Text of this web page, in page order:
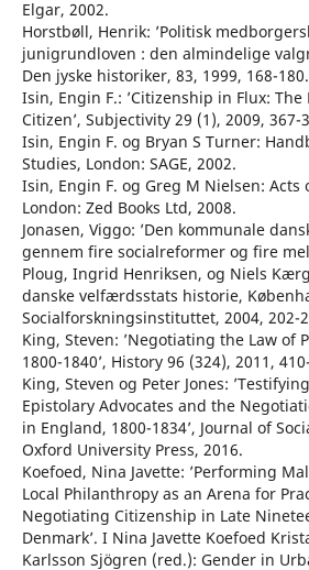
Elgar, 2002.
Horstbøll, Henrik: ’Politisk
junigrundloven : den almindelige
Den jyske historiker, 83, 1999, 168-180.
Isin, Engin F.: ’Citizenship in Flux:
Citizen’, Subjectivity 29 (1), 2009, 367-
Isin, Engin F. og Bryan S Turner:
Studies, London: SAGE, 2002.
Isin, Engin F. og Greg M Nielsen: Acts
London: Zed Books Ltd, 2008.
Jonasen, Viggo: ’Den kommunale
gennem fire socialreformer og fire
Ploug, Ingrid Henriksen, og Niels
danske velfærdsstats historie,
Socialforskningsinstituttet, 2004, 202-
King, Steven: ’Negotiating the Law of
1800-1840’, History 96 (324), 2011,
King, Steven og Peter Jones:
Epistolary Advocates and the
in England, 1800-1834’, Journal of
Oxford University Press, 2016.
Koefoed, Nina Javette: ’Performing
Local Philanthropy as an Arena for
Negotiating Citizenship in Late
Denmark’. I Nina Javette Koefoed
Karlsson Sjögren (red.): Gender in